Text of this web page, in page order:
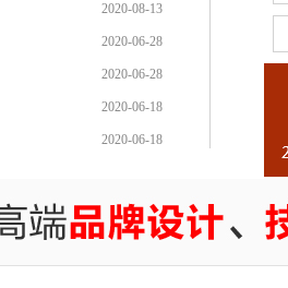
2020-08-13
2020-06-28
2020-06-28
2020-06-18
2020-06-18